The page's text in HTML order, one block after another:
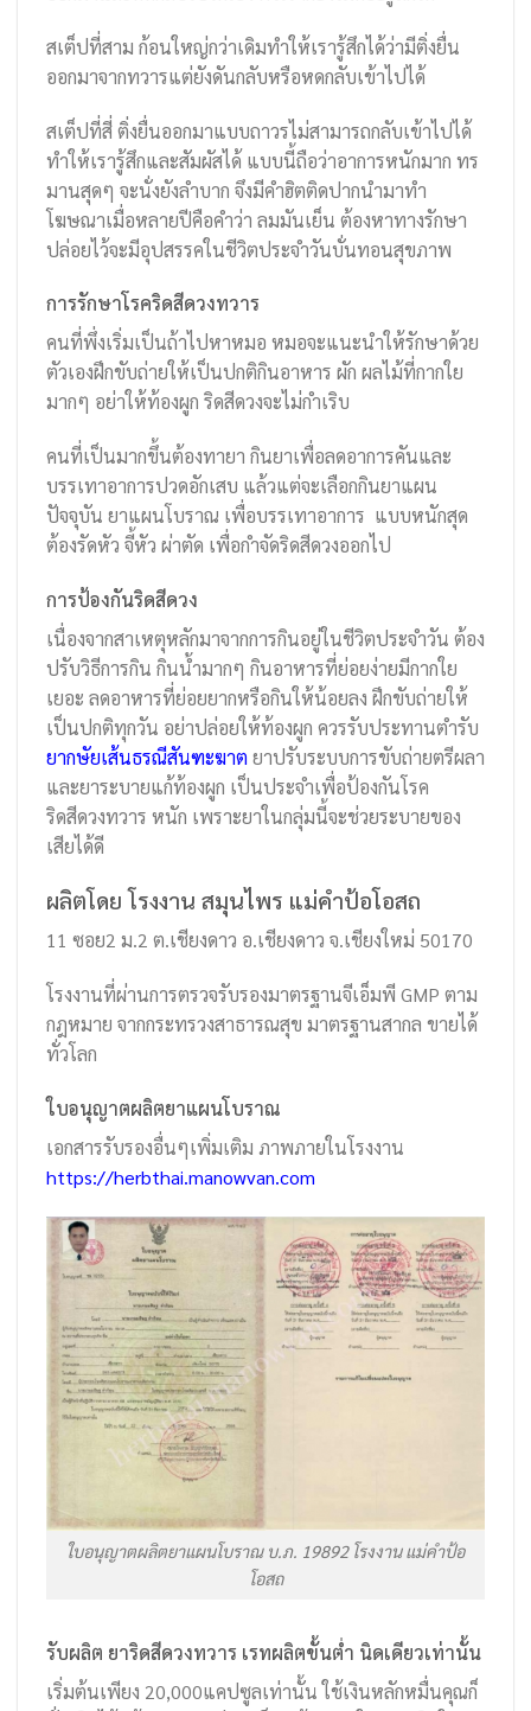
สเต็ปที่สาม ก้อนใหญ่กว่าเดิมทำให้เรารู้สึกได้ว่ามีติ่งยื่น
ออกมาจากทวารแต่ยังดันกลับหรือหดกลับเข้าไปได้
สเต็ปที่สี่ ติ่งยื่นออกมาแบบถาวรไม่สามารถกลับเข้าไปได้
ทำให้เรารู้สึกและสัมผัสได้ แบบนี้ถือว่าอาการหนักมาก ทร
มานสุดๆ จะนั่งยังลำบาก จึงมีคำฮิตติดปากนำมาทำ
โฆษณาเมื่อหลายปีคือคำว่า ลมมันเย็น ต้องหาทางรักษา
ปล่อยไว้จะมีอุปสรรคในชีวิตประจำวันบั่นทอนสุขภาพ
การรักษาโรคริดสีดวงทวาร
คนที่พึ่งเริ่มเป็นถ้าไปหาหมอ หมอจะแนะนำให้รักษาด้วย
ตัวเองฝึกขับถ่ายให้เป็นปกติกินอาหาร ผัก ผลไม้ที่กากใย
มากๆ อย่าให้ท้องผูก ริดสีดวงจะไม่กำเริบ
คนที่เป็นมากขึ้นต้องทายา กินยาเพื่อลดอาการคันและ
บรรเทาอาการปวดอักเสบ แล้วแต่จะเลือกกินยาแผน
ปัจจุบัน ยาแผนโบราณ เพื่อบรรเทาอาการ แบบหนักสุด
ต้องรัดหัว จี้หัว ผ่าตัด เพื่อกำจัดริดสีดวงออกไป
การป้องกันริดสีดวง
เนื่องจากสาเหตุหลักมาจากการกินอยู่ในชีวิตประจำวัน ต้อง
ปรับวิธีการกิน กินน้ำมากๆ กินอาหารที่ย่อยง่ายมีกากใย
เยอะ ลดอาหารที่ย่อยยากหรือกินให้น้อยลง ฝึกขับถ่ายให้
เป็นปกติทุกวัน อย่าปล่อยให้ท้องผูก ควรรับประทานตำรับ
ยากษัยเส้นธรณีสันฑะฆาต ยาปรับระบบการขับถ่ายตรีผลา
และยาระบายแก้ท้องผูก เป็นประจำเพื่อป้องกันโรค
ริดสีดวงทวาร หนัก เพราะยาในกลุ่มนี้จะช่วยระบายของ
เสียได้ดี
ผลิตโดย โรงงาน สมุนไพร แม่คำป้อโอสถ
11 ซอย2 ม.2 ต.เชียงดาว อ.เชียงดาว จ.เชียงใหม่ 50170
โรงงานที่ผ่านการตรวจรับรองมาตรฐานจีเอ็มพี GMP ตาม
กฎหมาย จากกระทรวงสาธารณสุข มาตรฐานสากล ขายได้
ทั่วโลก
ใบอนุญาตผลิตยาแผนโบราณ
เอกสารรับรองอื่นๆเพิ่มเติม ภาพภายในโรงงาน
https://herbthai.manowvan.com
ใบอนุญาตผลิตยาแผนโบราณ บ.ภ. 19892 โรงงาน แม่คำป้อ
โอสถ
รับผลิต ยาริดสีดวงทวาร เรทผลิตขั้นต่ำ นิดเดียวเท่านั้น
เริ่มต้นเพียง 20,000แคปซูลเท่านั้น ใช้เงินหลักหมื่นคุณก็